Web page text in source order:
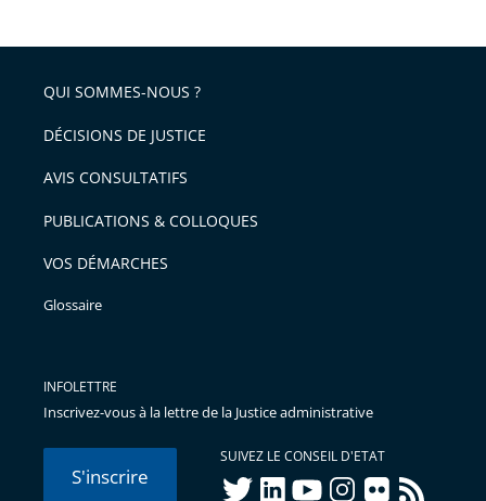
QUI SOMMES-NOUS ?
DÉCISIONS DE JUSTICE
AVIS CONSULTATIFS
PUBLICATIONS & COLLOQUES
VOS DÉMARCHES
Glossaire
INFOLETTRE
Inscrivez-vous à la lettre de la Justice administrative
S'inscrire
SUIVEZ LE CONSEIL D'ETAT
twitterlinkedInyoutubeinstagram
flickr rss